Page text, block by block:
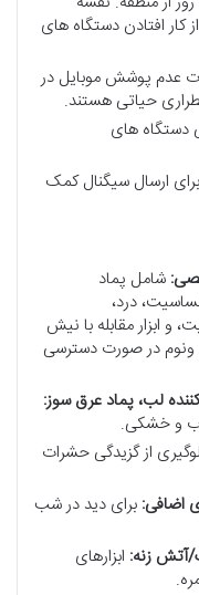
کار افتادن دستگاه های
عدم پوشش موبایل در
حیاتی هستند.
دستگاه های
برای ارسال سیگنال کمک
شامل پماد
درد،
ابزار مقابله با نیش
ونوم در صورت دسترسی
و خشکی.
از گزیدگی حشرات
اضافی: برای دید در شب
آتش زنه: ابزارهای